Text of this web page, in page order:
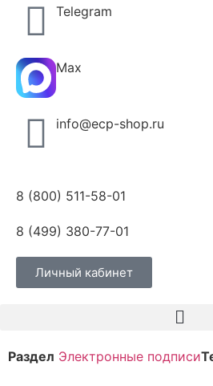
Telegram
Max
info@ecp-shop.ru
8 (800) 511-58-01
8 (499) 380-77-01
Личный кабинет
Раздел Электронные подписи